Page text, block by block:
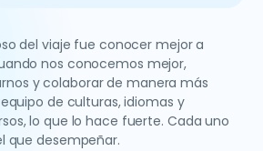
del viaje fue conocer mejor a
nos conocemos mejor,
y colaborar de manera más
de culturas, idiomas y
lo que lo hace fuerte. Cada uno
que desempeñar.